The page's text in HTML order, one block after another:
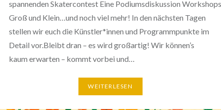
spannenden Skatercontest Eine Podiumsdiskussion
Groß und Klein…und noch viel mehr! In den nächsten Tagen
stellen wir euch die Künstler*innen und Programmpunkte im
Detail vor.Bleibt dran – es wird großartig! Wir können’s
kaum erwarten – kommt vorbei und…
WEITERLESEN